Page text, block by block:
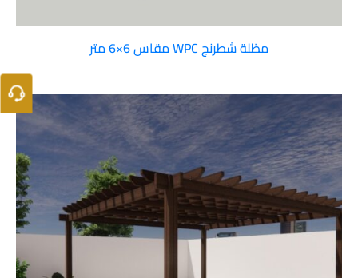
مظلة شطرنج WPC مقاس 6×6 متر